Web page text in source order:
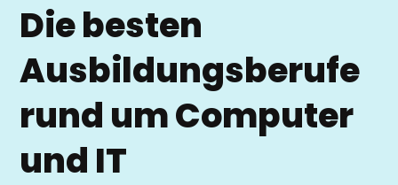
Die besten
Ausbildungsberufe
rund um Computer
und IT